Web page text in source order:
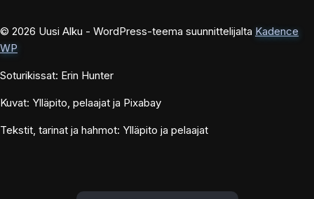
© 2026 Uusi Alku - WordPress-teema suunnittelijalta Kadence
WP
Soturikissat: Erin Hunter
Kuvat: Ylläpito, pelaajat ja Pixabay
Tekstit, tarinat ja hahmot: Ylläpito ja pelaajat